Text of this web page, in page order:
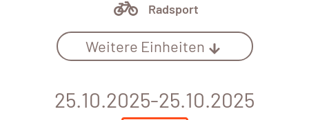
Radsport
Weitere Einheiten
25.10.2025-25.10.2025